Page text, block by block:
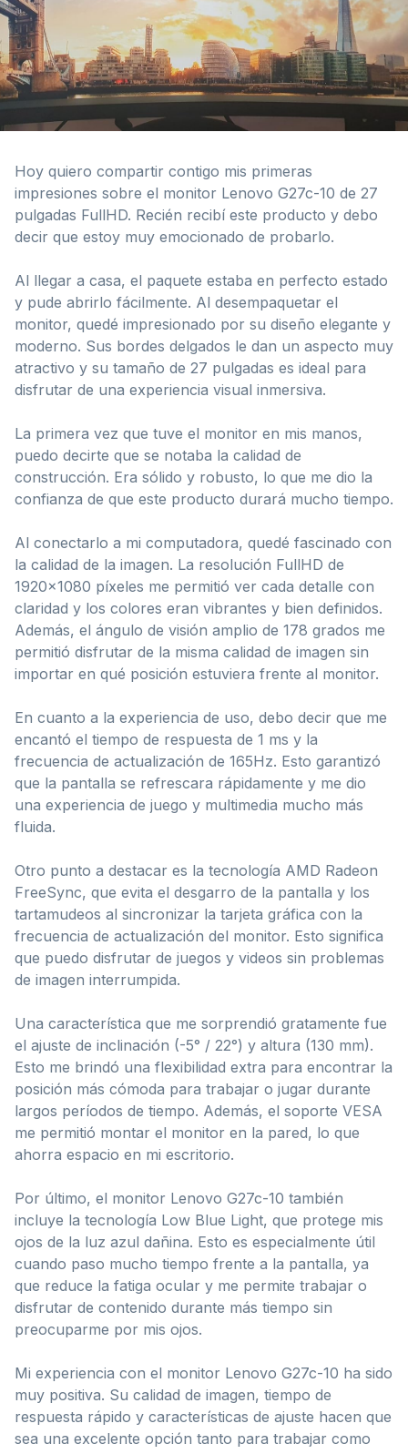
Hoy quiero compartir contigo mis primeras
impresiones sobre el monitor Lenovo G27c-10 de 27
pulgadas FullHD. Recién recibí este producto y debo
decir que estoy muy emocionado de probarlo.
Al llegar a casa, el paquete estaba en perfecto estado
y pude abrirlo fácilmente. Al desempaquetar el
monitor, quedé impresionado por su diseño elegante y
moderno. Sus bordes delgados le dan un aspecto muy
atractivo y su tamaño de 27 pulgadas es ideal para
disfrutar de una experiencia visual inmersiva.
La primera vez que tuve el monitor en mis manos,
puedo decirte que se notaba la calidad de
construcción. Era sólido y robusto, lo que me dio la
confianza de que este producto durará mucho tiempo.
Al conectarlo a mi computadora, quedé fascinado con
la calidad de la imagen. La resolución FullHD de
1920×1080 píxeles me permitió ver cada detalle con
claridad y los colores eran vibrantes y bien definidos.
Además, el ángulo de visión amplio de 178 grados me
permitió disfrutar de la misma calidad de imagen sin
importar en qué posición estuviera frente al monitor.
En cuanto a la experiencia de uso, debo decir que me
encantó el tiempo de respuesta de 1 ms y la
frecuencia de actualización de 165Hz. Esto garantizó
que la pantalla se refrescara rápidamente y me dio
una experiencia de juego y multimedia mucho más
fluida.
Otro punto a destacar es la tecnología AMD Radeon
FreeSync, que evita el desgarro de la pantalla y los
tartamudeos al sincronizar la tarjeta gráfica con la
frecuencia de actualización del monitor. Esto significa
que puedo disfrutar de juegos y videos sin problemas
de imagen interrumpida.
Una característica que me sorprendió gratamente fue
el ajuste de inclinación (-5° / 22°) y altura (130 mm).
Esto me brindó una flexibilidad extra para encontrar la
posición más cómoda para trabajar o jugar durante
largos períodos de tiempo. Además, el soporte VESA
me permitió montar el monitor en la pared, lo que
ahorra espacio en mi escritorio.
Por último, el monitor Lenovo G27c-10 también
incluye la tecnología Low Blue Light, que protege mis
ojos de la luz azul dañina. Esto es especialmente útil
cuando paso mucho tiempo frente a la pantalla, ya
que reduce la fatiga ocular y me permite trabajar o
disfrutar de contenido durante más tiempo sin
preocuparme por mis ojos.
Mi experiencia con el monitor Lenovo G27c-10 ha sido
muy positiva. Su calidad de imagen, tiempo de
respuesta rápido y características de ajuste hacen que
sea una excelente opción tanto para trabajar como